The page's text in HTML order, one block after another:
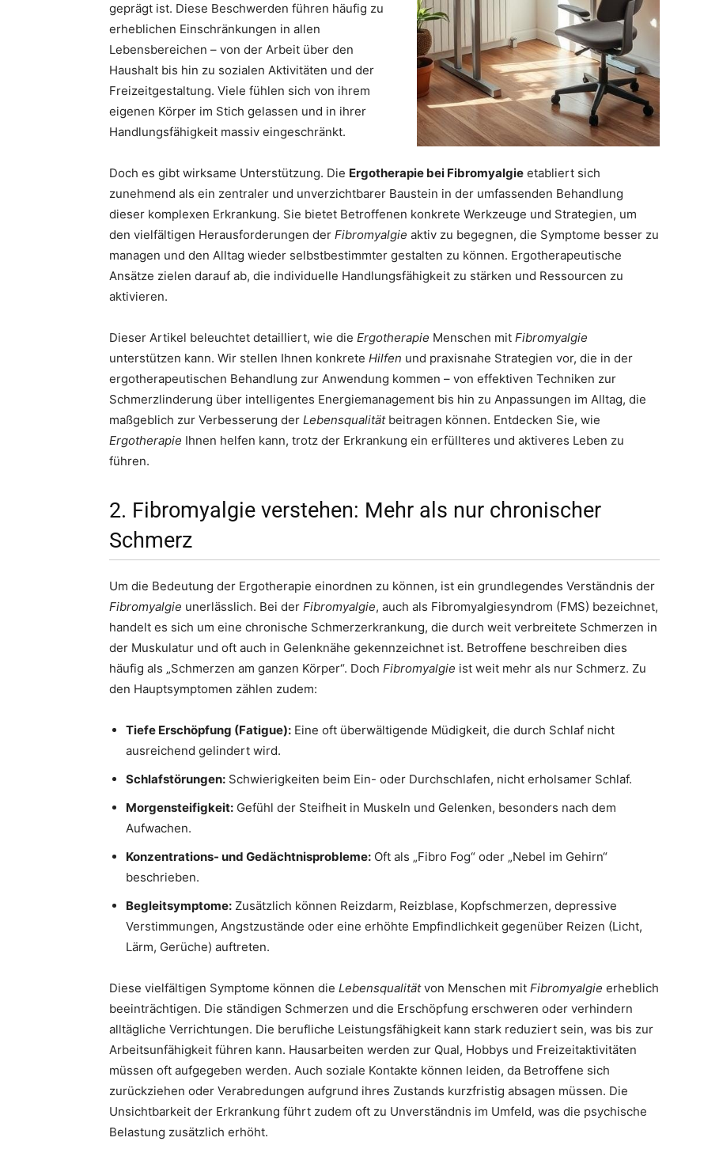
geprägt ist. Diese Beschwerden führen häufig zu
erheblichen Einschränkungen in allen
Lebensbereichen – von der Arbeit über den
Haushalt bis hin zu sozialen Aktivitäten und der
Freizeitgestaltung. Viele fühlen sich von ihrem
eigenen Körper im Stich gelassen und in ihrer
Handlungsfähigkeit massiv eingeschränkt.
Doch es gibt wirksame Unterstützung. Die Ergotherapie bei Fibromyalgie etabliert sich
zunehmend als ein zentraler und unverzichtbarer Baustein in der umfassenden Behandlung
dieser komplexen Erkrankung. Sie bietet Betroffenen konkrete Werkzeuge und Strategien, um
den vielfältigen Herausforderungen der Fibromyalgie aktiv zu begegnen, die Symptome besser zu
managen und den Alltag wieder selbstbestimmter gestalten zu können. Ergotherapeutische
Ansätze zielen darauf ab, die individuelle Handlungsfähigkeit zu stärken und Ressourcen zu
aktivieren.
Dieser Artikel beleuchtet detailliert, wie die Ergotherapie Menschen mit Fibromyalgie
unterstützen kann. Wir stellen Ihnen konkrete Hilfen und praxisnahe Strategien vor, die in der
ergotherapeutischen Behandlung zur Anwendung kommen – von effektiven Techniken zur
Schmerzlinderung über intelligentes Energiemanagement bis hin zu Anpassungen im Alltag, die
maßgeblich zur Verbesserung der Lebensqualitätbeitragen können. Entdecken Sie, wie
Ergotherapie Ihnen helfen kann, trotz der Erkrankung ein erfüllteres und aktiveres Leben zu
führen.
2. Fibromyalgie verstehen: Mehr als nur chronischer
Schmerz
Um die Bedeutung der Ergotherapie einordnen zu können, ist ein grundlegendes Verständnis der
Fibromyalgie unerlässlich. Bei der Fibromyalgie, auch als Fibromyalgiesyndrom (FMS) bezeichnet,
handelt es sich um eine chronische Schmerzerkrankung, die durch weit verbreitete Schmerzen in
der Muskulatur und oft auch in Gelenknähe gekennzeichnet ist. Betroffene beschreiben dies
häufig als „Schmerzen am ganzen Körper“. Doch Fibromyalgie ist weit mehr als nur Schmerz. Zu
den Hauptsymptomen zählen zudem:
Tiefe Erschöpfung (Fatigue): Eine oft überwältigende Müdigkeit, die durch Schlaf nicht
ausreichend gelindert wird.
Schlafstörungen: Schwierigkeiten beim Ein- oder Durchschlafen, nicht erholsamer Schlaf.
Morgensteifigkeit: Gefühl der Steifheit in Muskeln und Gelenken, besonders nach dem
Aufwachen.
Konzentrations- und Gedächtnisprobleme: Oft als „Fibro Fog“ oder „Nebel im Gehirn“
beschrieben.
Begleitsymptome: Zusätzlich können Reizdarm, Reizblase, Kopfschmerzen, depressive
Verstimmungen, Angstzustände oder eine erhöhte Empfindlichkeit gegenüber Reizen (Licht,
Lärm, Gerüche) auftreten.
Diese vielfältigen Symptome können die Lebensqualitätvon Menschen mit Fibromyalgie erheblich
beeinträchtigen. Die ständigen Schmerzen und die Erschöpfung erschweren oder verhindern
alltägliche Verrichtungen. Die berufliche Leistungsfähigkeit kann stark reduziert sein, was bis zur
Arbeitsunfähigkeit führen kann. Hausarbeiten werden zur Qual, Hobbys und Freizeitaktivitäten
müssen oft aufgegeben werden. Auch soziale Kontakte können leiden, da Betroffene sich
zurückziehen oder Verabredungen aufgrund ihres Zustands kurzfristig absagen müssen. Die
Unsichtbarkeit der Erkrankung führt zudem oft zu Unverständnis im Umfeld, was die psychische
Belastung zusätzlich erhöht.